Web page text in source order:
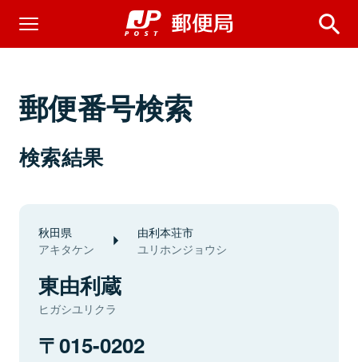
郵便番号検索
検索結果
秋田県
アキタケン
由利本荘市
ユリホンジョウシ
東由利蔵
ヒガシユリクラ
015-0202